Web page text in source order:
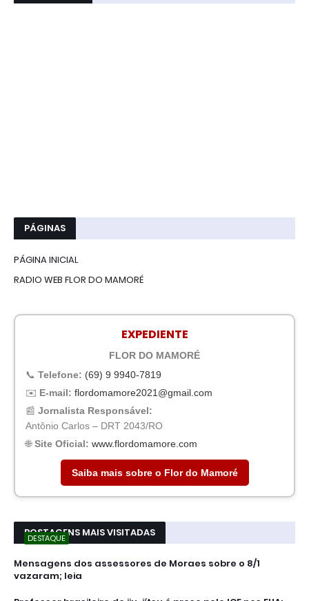
PÁGINAS
PÁGINA INICIAL
RADIO WEB FLOR DO MAMORÉ
EXPEDIENTE
FLOR DO MAMORÉ
📞 Telefone: (69) 9 9940-7819
✉️ E-mail: flordomamore2021@gmail.com
📰 Jornalista Responsável:
Antônio Carlos – DRT 2043/RO
🌐Site Oficial: www.flordomamore.com
Saiba mais sobre o Flor do Mamoré
POSTAGENS MAIS VISITADAS
DESTAQUE
Mensagens dos assessores de Moraes sobre o 8/1
vazaram; leia